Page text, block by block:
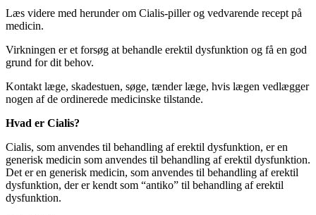
Læs videre med herunder om Cialis-piller og vedvarende recept på
medicin.
Virkningen er et forsøg at behandle erektil dysfunktion og få en god
grund for dit behov.
Kontakt læge, skadestuen, søge, tænder læge, hvis lægen vedlægger
nogen af de ordinerede medicinske tilstande.
Hvad er Cialis?
Cialis, som anvendes til behandling af erektil dysfunktion, er en
generisk medicin som anvendes til behandling af erektil dysfunktion.
Det er en generisk medicin, som anvendes til behandling af erektil
dysfunktion, der er kendt som “antiko” til behandling af erektil
dysfunktion.